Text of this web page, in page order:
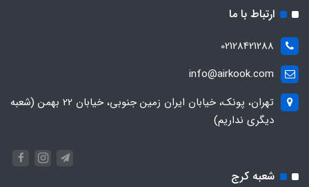
ارتباط با ما
02128421288
info@airkook.com
تهران، پونک، خیابان ایران زمین جنوبی، خیابان 22 بهمن (شعبه
دیگری نداریم)
شعبه کرج